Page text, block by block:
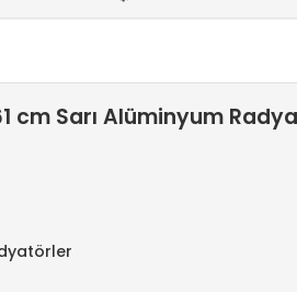
cm Sarı Alüminyum